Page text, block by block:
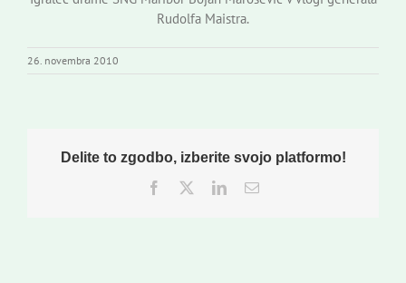
Rudolfa Maistra.
26. novembra 2010
Delite to zgodbo, izberite svojo platformo!
Facebook
TwitterLinkedInEmail